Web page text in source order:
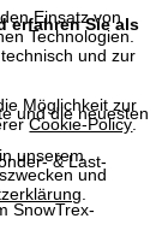
Einsatz von
Technologien.
und zur
Möglichkeit zur
Cookie-Policy.
unserem
und
erfahren Sie als
und die neuesten
& Last-
SnowTrex-